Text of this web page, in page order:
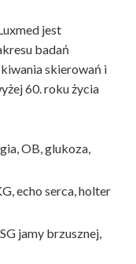
jest
badań
skierowań i
60. roku życia
OB, glukoza,
echo serca, holter
jamy brzusznej,